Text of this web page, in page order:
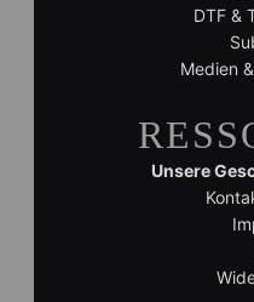
DTF &
Medien
Unsere